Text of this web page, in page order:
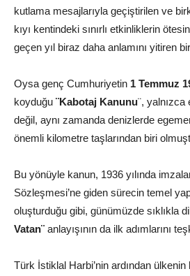
kutlama mesajlarıyla geçiştirilen ve
kıyı kentindeki sınırlı etkinliklerin
geçen yıl biraz daha anlamını yitiren
Oysa genç Cumhuriyetin 1 Temmuz
koyduğu ¨Kabotaj Kanunu¨, yalnızca
değil, aynı zamanda denizlerde
önemli kilometre taşlarından biri
Bu yönüyle kanun, 1936 yılında
Sözleşmesi’ne giden sürecin temel
oluşturduğu gibi, günümüzde sıklıkla
Vatan¨ anlayışının da ilk adımlarını
Türk İstiklal Harbi’nin ardından